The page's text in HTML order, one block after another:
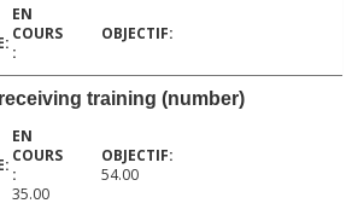
training (number)
35.00
54.00